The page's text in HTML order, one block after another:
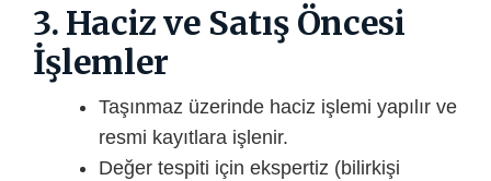
3. Haciz ve Satış Öncesi
İşlemler
Taşınmaz üzerinde haciz işlemi yapılır ve
resmi kayıtlara işlenir.
Değer tespiti için ekspertiz (bilirkişi